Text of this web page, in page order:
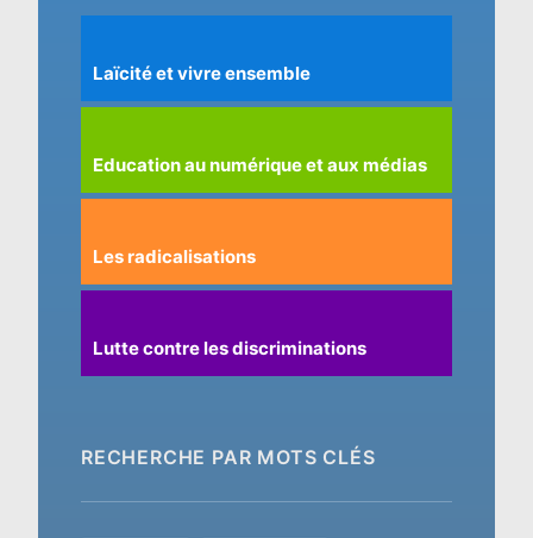
Laïcité et vivre ensemble
Education au numérique et aux médias
Les radicalisations
Lutte contre les discriminations
RECHERCHE PAR MOTS CLÉS